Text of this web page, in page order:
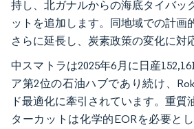
持し、北ガナルからの海底タイバッ
ットを追加します。同地域での計画
さらに延長し、炭素政策の変化に対
中スマトラは2025年6月に日産
ア第2位の石油ハブであり続け、
ド最適化に牽引されています。重質
ターカットは化学的EORを必要と